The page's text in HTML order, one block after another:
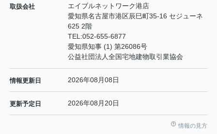
取扱会社
エイブルネットワーク港店
愛知県名古屋市港区辰巳町35-16 セジューネ
625 2階
TEL:052-655-6877
愛知県知事 (1) 第26086号
公益社団法人全国宅地建物取引業協会
情報更新日 2026年08月08日
更新予定日 2026年08月20日
情報の見方